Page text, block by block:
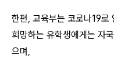
한편, 교육부는 코로나19로
희망하는 유학생에게는 자
으며,